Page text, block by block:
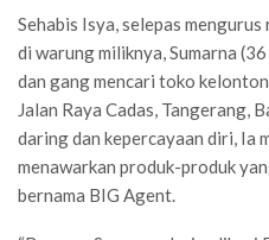
Sehabis Isya, selepas
di warung miliknya, Sumarna
dan gang mencari toko
Jalan Raya Cadas, Tangerang,
daring dan kepercayaan diri, Ia
menawarkan produk-produk
bernama BIG Agent.